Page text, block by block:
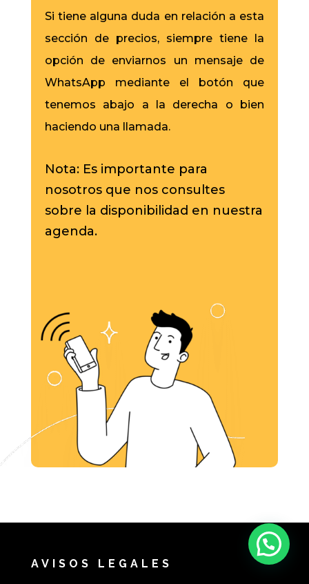
Si tiene alguna duda en relación a esta
sección de precios, siempre tiene la
opción de enviarnos un mensaje de
WhatsApp mediante el botón que
tenemos abajo a la derecha o bien
haciendo una llamada.
Nota: Es importante para
nosotros que nos consultes
sobre la disponibilidad en nuestra
agenda.
AVISOS LEGALES